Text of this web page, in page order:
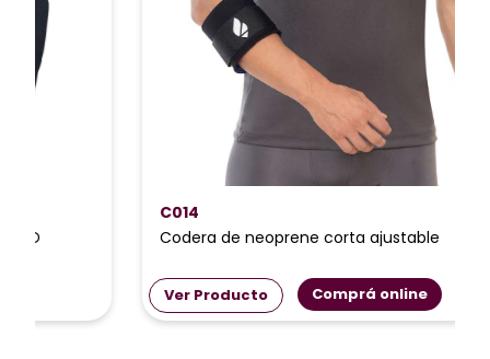
Codera de neoprene corta ajustable
Ver Producto Comprá online